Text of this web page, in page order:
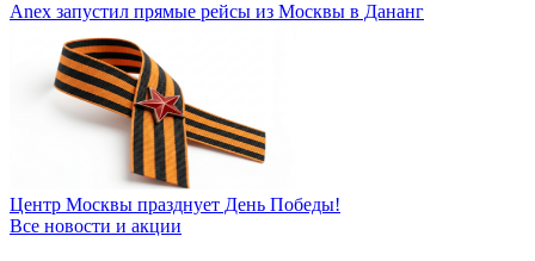
Anex запустил прямые рейсы из Москвы в Дананг
Центр Москвы празднует День Победы!
Все новости и акции